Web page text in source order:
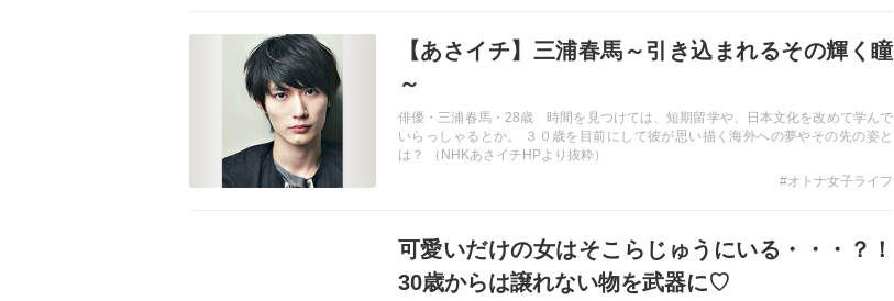
【あさイチ】三浦春馬～引き込まれるその輝く瞳
～
俳優・三浦春馬・28歳 時間を見つけては、短期留学や、日本文化を改めて学んで
いらっしゃるとか。 ３０歳を目前にして彼が思い描く海外への夢やその先の姿と
は？ （NHKあさイチHPより抜粋）
#オトナ女子ライフ
可愛いだけの女はそこらじゅうにいる・・・？！
30歳からは譲れない物を武器に♡